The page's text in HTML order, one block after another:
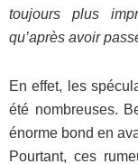
toujours plus
qu’après avoir
En effet, les
été nombreuses.
énorme bond en
Pourtant, ces